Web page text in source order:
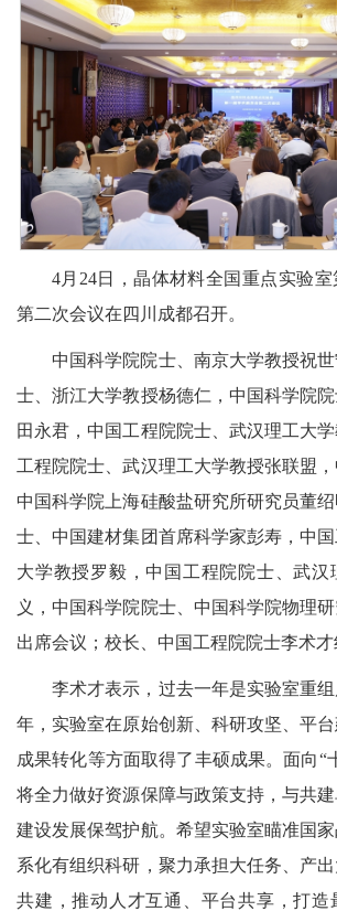
4月24日，晶体材料全国重点实验
第二次会议在四川成都召开。
中国科学院院士、南京大学教授祝
士、浙江大学教授杨德仁，中国科学院
田永君，中国工程院院士、武汉理工大
工程院院士、武汉理工大学教授张联盟，
中国科学院上海硅酸盐研究所研究员董
士、中国建材集团首席科学家彭寿，中
大学教授罗毅，中国工程院院士、武汉
义，中国科学院院士、中国科学院物理
出席会议；校长、中国工程院院士李术才
李术才表示，过去一年是实验室重
年，实验室在原始创新、科研攻坚、平
成果转化等方面取得了丰硕成果。面向“
将全力做好资源保障与政策支持，与共
建设发展保驾护航。希望实验室瞄准国
系化有组织科研，聚力承担大任务、产
共建，推动人才互通、平台共享，打造